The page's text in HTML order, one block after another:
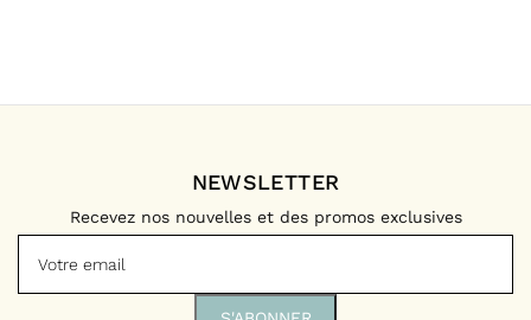
NEWSLETTER
Recevez nos nouvelles et des promos exclusives